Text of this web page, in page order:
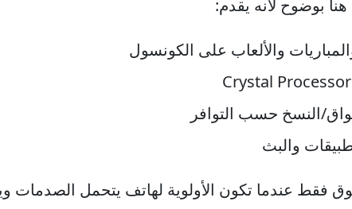
بوضوح لأنه يقدم:
والألعاب على الكونسول
فقط عندما تكون الأولوية لهاتف يتحمل